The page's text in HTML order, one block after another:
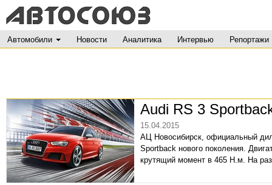
Автомобили Новости Аналитика Интервью Репортажи
Audi RS 3
15.04.2015
АЦ Новосибирск, официальный
Sportback нового поколения.
крутящий момент в 465 Н.м. На